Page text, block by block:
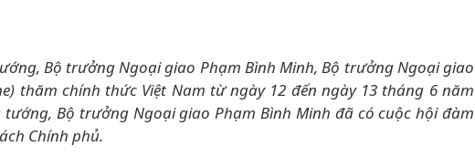
Bộ trưởng Ngoại giao Phạm Bình Minh, Bộ trưởng Ngoại giao
thăm chính thức Việt Nam từ ngày 12 đến ngày 13 tháng 6 năm
tướng, Bộ trưởng Ngoại giao Phạm Bình Minh đã có cuộc hội đàm
Chính phủ.